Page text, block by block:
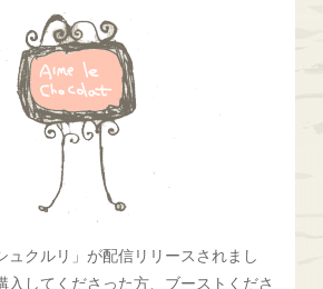
ュクルリ」が配信リリースされまし
入してくださった方、ブーストくださ